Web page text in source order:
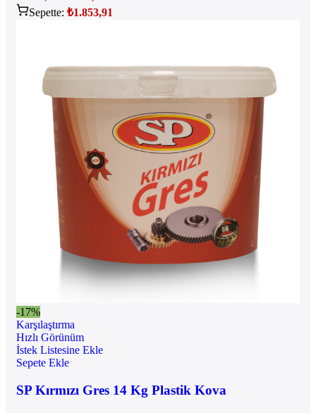
Sepette: ₺1.853,91
-17%
Karşılaştırma
Hızlı Görünüm
İstek Listesine Ekle
Sepete Ekle
SP Kırmızı Gres 14 Kg Plastik Kova